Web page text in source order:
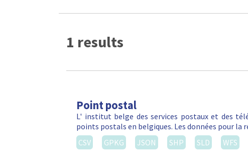
1 results
Point postal
L' institut belge des services postaux et des
points postals en belgiques. Les données pour
CSV
GPKG JSON SHP SLD WFS